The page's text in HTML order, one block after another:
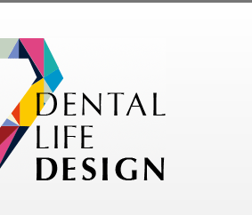
デザインをもっと便利にご利用い
メリット